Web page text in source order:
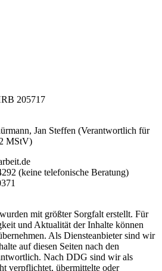
205717
Jan Steffen (Verantwortlich für
MStV)
(keine telefonische Beratung)
mit größter Sorgfalt erstellt. Für
und Aktualität der Inhalte können
Als Diensteanbieter sind wir
auf diesen Seiten nach den
Nach DDG sind wir als
verpflichtet, übermittelte oder